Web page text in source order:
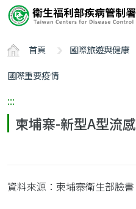
要
容
ALT+C
首頁 國際旅遊與健康
國際重要疫情
:::
柬埔寨-新型A型流感
資料來源：柬埔寨衛生部臉書